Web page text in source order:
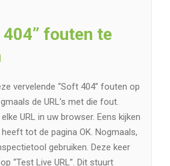
fouten te
vervelende “Soft 404” fouten op
de URL’s met die fout.
URL in uw browser. Eens kijken
tot de pagina OK. Nogmaals,
gebruiken. Deze keer
“Test Live URL”. Dit stuurt